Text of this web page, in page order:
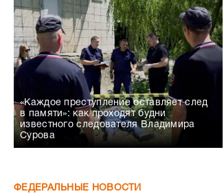
«Каждое преступление оставляет след
в памяти»: как проходят будни
известного следователя Владимира
Сурова
ФЕДЕРАЛЬНЫЕ НОВОСТИ